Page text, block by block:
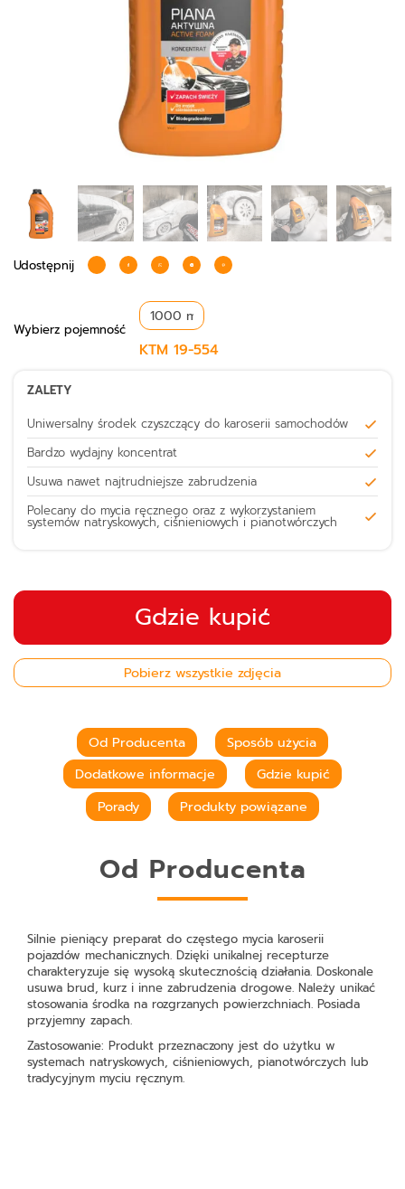
Udostępnij
Wybierz pojemność
KTM 19-554
ZALETY
Uniwersalny środek czyszczący do karoserii samochodów
Bardzo wydajny koncentrat
Usuwa nawet najtrudniejsze zabrudzenia
Polecany do mycia ręcznego oraz z wykorzystaniem
systemów natryskowych, ciśnieniowych i pianotwórczych
Gdzie kupić
Pobierz wszystkie zdjęcia
Od Producenta
Sposób użycia
Dodatkowe informacje
Gdzie kupić
Porady
Produkty powiązane
Od Producenta
Silnie pieniący preparat do częstego mycia karoserii
pojazdów mechanicznych. Dzięki unikalnej recepturze
charakteryzuje się wysoką skutecznością działania. Doskonale
usuwa brud, kurz i inne zabrudzenia drogowe. Należy unikać
stosowania środka na rozgrzanych powierzchniach. Posiada
przyjemny zapach.
Zastosowanie: Produkt przeznaczony jest do użytku w
systemach natryskowych, ciśnieniowych, pianotwórczych lub
tradycyjnym myciu ręcznym.